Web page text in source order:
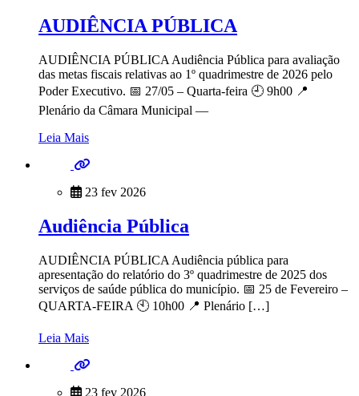
AUDIÊNCIA PÚBLICA
AUDIÊNCIA PÚBLICA Audiência Pública para avaliação
das metas fiscais relativas ao 1º quadrimestre de 2026 pelo
Poder Executivo. 📅 27/05 – Quarta-feira 🕘 9h00 📍
Plenário da Câmara Municipal —
Leia Mais
23 fev 2026
Audiência Pública
AUDIÊNCIA PÚBLICA Audiência pública para
apresentação do relatório do 3º quadrimestre de 2025 dos
serviços de saúde pública do município. 📅 25 de Fevereiro –
QUARTA-FEIRA 🕙 10h00 📍 Plenário […]
Leia Mais
23 fev 2026